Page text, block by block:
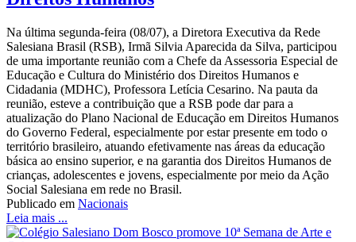
Na última segunda-feira (08/07), a Diretora Executiva da Rede
Salesiana Brasil (RSB), Irmã Silvia Aparecida da Silva, participou
de uma importante reunião com a Chefe da Assessoria Especial de
Educação e Cultura do Ministério dos Direitos Humanos e
Cidadania (MDHC), Professora Letícia Cesarino. Na pauta da
reunião, esteve a contribuição que a RSB pode dar para a
atualização do Plano Nacional de Educação em Direitos Humanos
do Governo Federal, especialmente por estar presente em todo o
território brasileiro, atuando efetivamente nas áreas da educação
básica ao ensino superior, e na garantia dos Direitos Humanos de
crianças, adolescentes e jovens, especialmente por meio da Ação
Social Salesiana em rede no Brasil.
Publicado em Nacionais
Leia mais ...